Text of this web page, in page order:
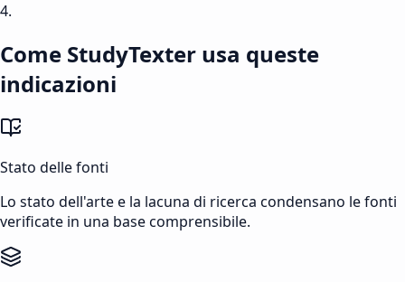
4.
Come StudyTexter usa queste
indicazioni
Stato delle fonti
Lo stato dell'arte e la lacuna di ricerca condensano le fonti
verificate in una base comprensibile.